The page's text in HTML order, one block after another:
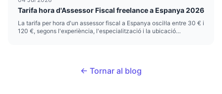
Tarifa hora d'Assessor Fiscal freelance a Espanya 2026
La tarifa per hora d'un assessor fiscal a Espanya oscil·la entre 30 € i
120 €, segons l'experiència, l'especialització i la ubicació
← Tornar al blog